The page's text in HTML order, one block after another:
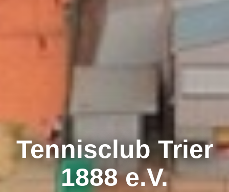
Tennisclub Trier
1888 e.V.